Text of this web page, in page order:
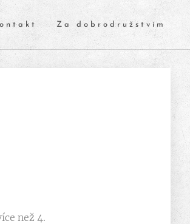
Za dobrodružstvím
než 4.